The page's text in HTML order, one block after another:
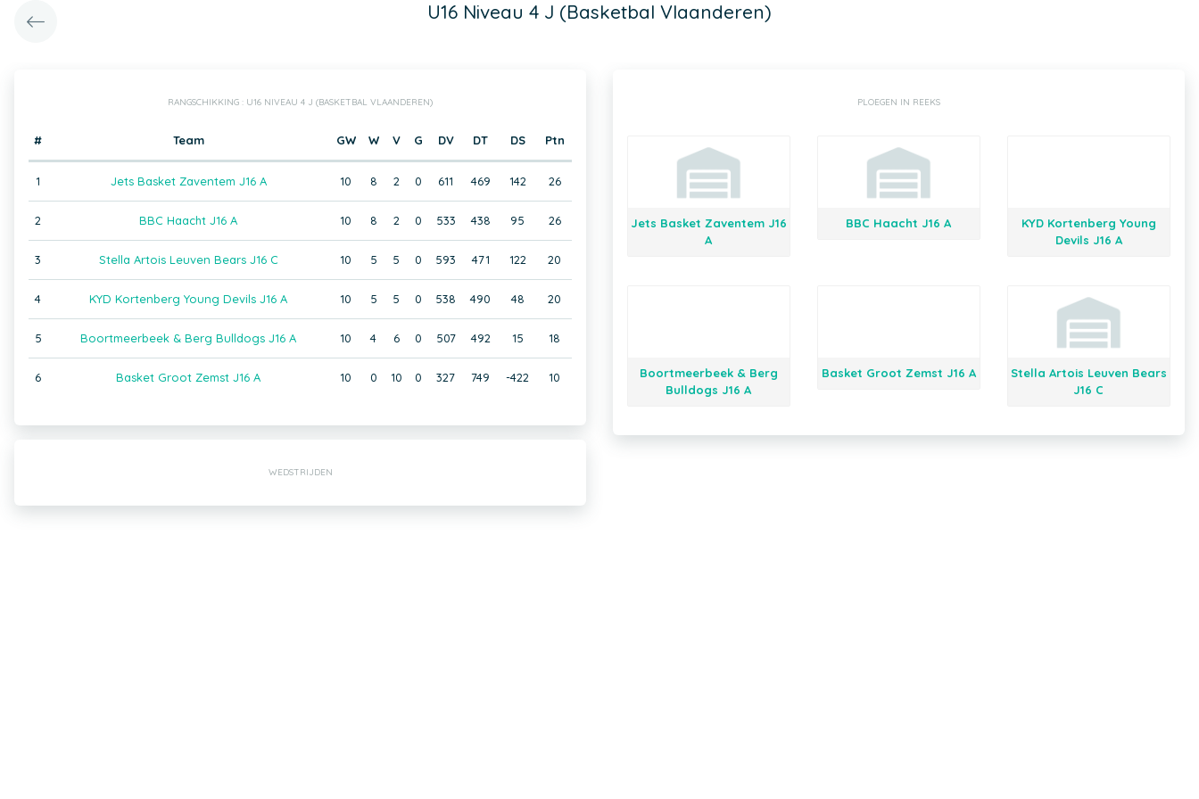
U16 Niveau 4 J (Basketbal Vlaanderen)
RANGSCHIKKING : U16 NIVEAU 4 J (BASKETBAL VLAANDEREN)
# Team GW W V G DV DT DS Ptn
1 Jets Basket Zaventem J16 A 10 8 2 0 611 469 142 26
2 BBC Haacht J16 A 10 8 2 0 533 438 95 26
3 Stella Artois Leuven Bears J16 C 10 5 5 0 593 471 122 20
4 KYD Kortenberg Young Devils J16 A 10 5 5 0 538 490 48 20
5 Boortmeerbeek & Berg Bulldogs J16 A 10 4 6 0 507 492 15 18
6 Basket Groot Zemst J16 A 10 0 10 0 327 749 -422 10
PLOEGEN IN REEKS
Jets Basket Zaventem J16
A
BBC Haacht J16 A
KYD Kortenberg Young
Devils J16 A
Boortmeerbeek & Berg
Bulldogs J16 A
Basket Groot Zemst J16 A
Stella Artois Leuven Bears
J16 C
WEDSTRIJDEN